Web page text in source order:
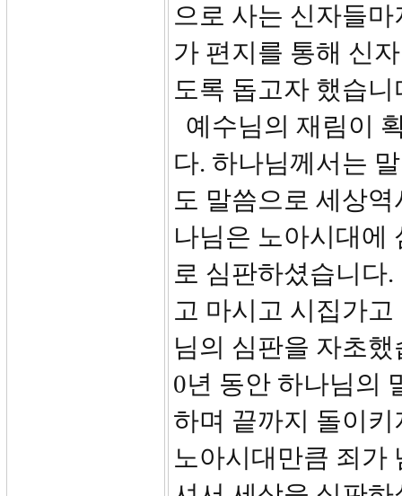
으로 사는 신자들
가 편지를 통해 신
도록 돕고자 했습니
예수님의 재림이
다. 하나님께서는
도 말씀으로 세상
나님은 노아시대에
로 심판하셨습니다
고 마시고 시집가
님의 심판을 자초
0년 동안 하나님의
하며 끝까지 돌이
노아시대만큼 죄가